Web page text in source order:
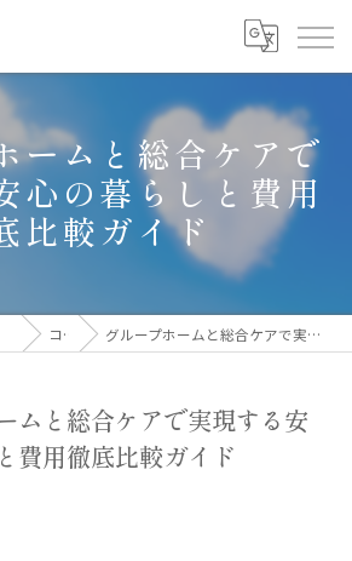
ームと総合ケアで
心の暮らしと費用
比較ガイド
コラム グループホームと総合ケアで実現する安心の暮らしと費用徹底比較ガイド
ムと総合ケアで実現する安
費用徹底比較ガイド